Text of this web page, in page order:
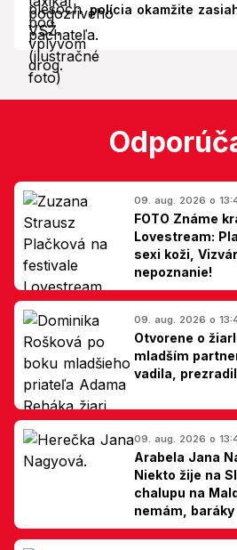
polícia okamžite
09. aug. 2026 o
FOTO Známe
Lovestream:
sexi koži,
nepoznanie!
09. aug. 2026 o
Otvorene o
mladším
vadila,
09. aug. 2026 o
Arabela Jana
Niekto žije na
chalupu na
nemám,
Slovákom